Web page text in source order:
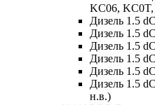
KC06,
Дизель 1.5
Дизель 1.5
Дизель 1.5
Дизель 1.5
Дизель 1.5
Дизель 1.5
н.в.)